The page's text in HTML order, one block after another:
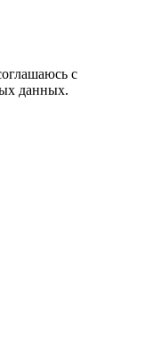
с
данных.